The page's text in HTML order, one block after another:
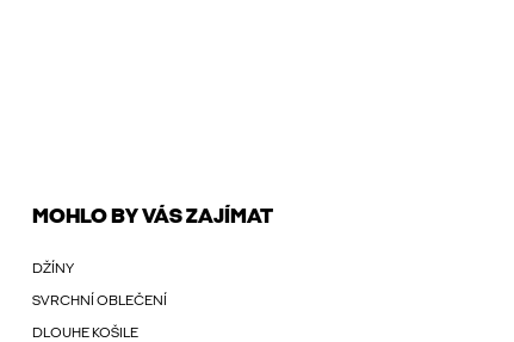
MOHLO BY VÁS ZAJÍMAT
DŽÍNY
SVRCHNÍ OBLEČENÍ
DLOUHE KOŠILE